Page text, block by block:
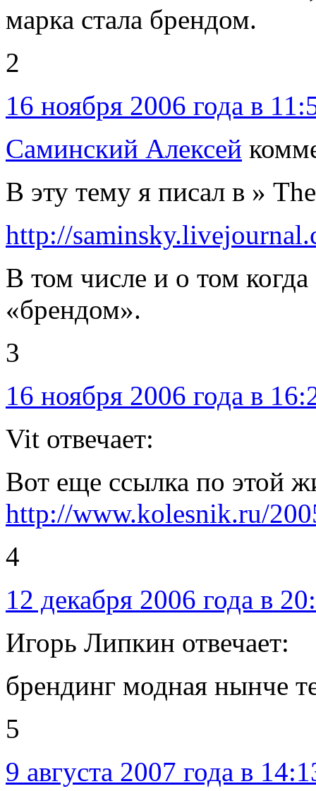
марка стала брендом.
2
16 ноября 2006 года в
Саминский Алексей
В эту тему я писал в »
http://
В том числе и о том
«брендом».
3
16 ноября 2006 года в
Vit отвечает:
Вот еще ссылка по этой
http://www.kolesnik.ru/
4
12 декабря 2006 года в
Игорь Липкин отвечает:
брендинг модная нынче
5
9 августа 2007 года в